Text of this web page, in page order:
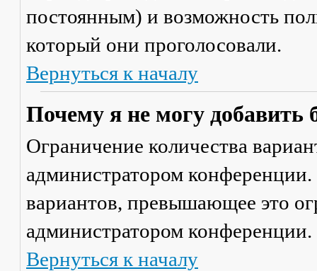
постоянным) и возможность
который они проголосовали.
Вернуться к началу
Почему я не могу добавить
Ограничение количества
администратором
вариантов, превышающее это
администратором конференции.
Вернуться к началу